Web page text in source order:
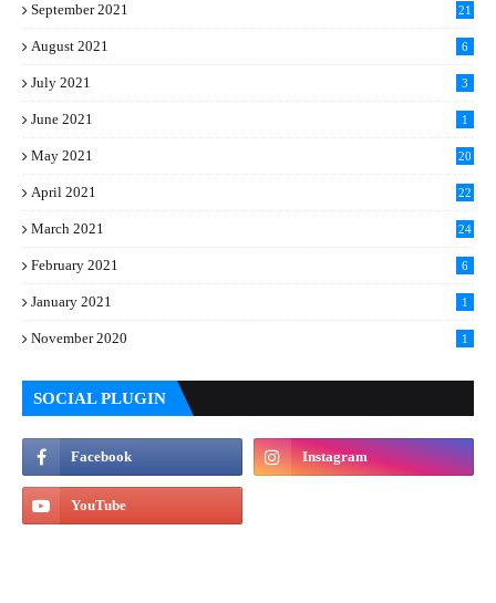
September 2021 21
August 2021 6
July 2021 3
June 2021 1
May 2021 20
April 2021 22
March 2021 24
February 2021 6
January 2021 1
November 2020 1
SOCIAL PLUGIN